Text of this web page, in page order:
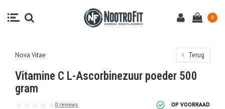
0
Nova Vitae Terug
Vitamine C L-Ascorbinezuur poeder 500
gram
0 reviews OP VOORRAAD